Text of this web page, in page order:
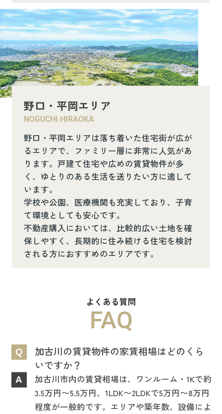
野口・平岡エリア
NOGUCHI HIRAOKA
野口・平岡エリアは落ち着いた住宅街が広が
るエリアで、ファミリー層に非常に人気があ
ります。戸建て住宅や広めの賃貸物件が多
く、ゆとりのある生活を送りたい方に適して
います。
学校や公園、医療機関も充実しており、子育
て環境としても安心です。
不動産購入においては、比較的広い土地を確
保しやすく、長期的に住み続ける住宅を検討
される方におすすめのエリアです。
よくある質問
FAQ
Q
加古川の賃貸物件の家賃相場はどのくら
いですか？
A
加古川市内の賃貸相場は、ワンルーム・1Kで約
3.5万円〜5.5万円、1LDK〜2LDKで5万円〜8万円
程度が一般的です。エリアや築年数、設備によ